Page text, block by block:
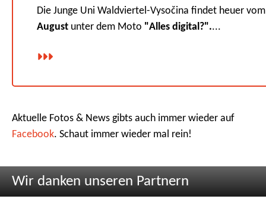
Die Junge Uni Waldviertel-Vysočina findet heuer
August unter dem Moto "Alles digital?"....
Aktuelle Fotos & News gibts auch immer wieder auf
Facebook. Schaut immer wieder mal rein!
Wir danken unseren Partnern